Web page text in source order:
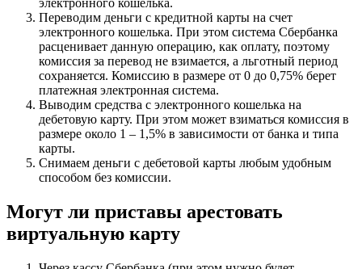
электронного кошелька.
Переводим деньги с кредитной карты на счет
электронного кошелька. При этом система Сбербанка
расценивает данную операцию, как оплату, поэтому
комиссия за перевод не взимается, а льготный период
сохраняется. Комиссию в размере от 0 до 0,75% берет
платежная электронная система.
Выводим средства с электронного кошелька на
дебетовую карту. При этом может взиматься комиссия в
размере около 1 – 1,5% в зависимости от банка и типа
карты.
Снимаем деньги с дебетовой карты любым удобным
способом без комиссии.
Могут ли приставы арестовать
виртуальную карту